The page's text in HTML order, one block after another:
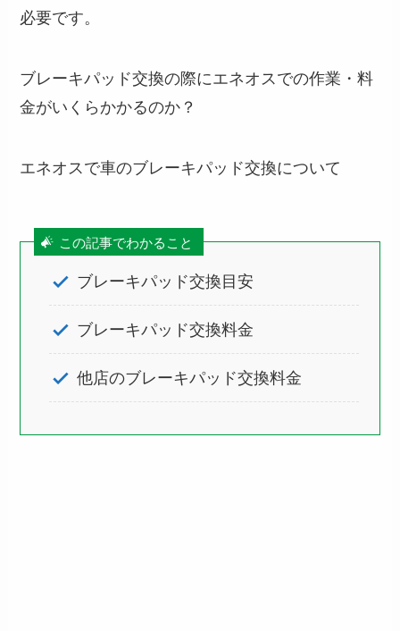
必要です。
ブレーキパッド交換の際にエネオスでの作業・料
金がいくらかかるのか？
エネオスで車のブレーキパッド交換について
この記事でわかること
ブレーキパッド交換目安
ブレーキパッド交換料金
他店のブレーキパッド交換料金